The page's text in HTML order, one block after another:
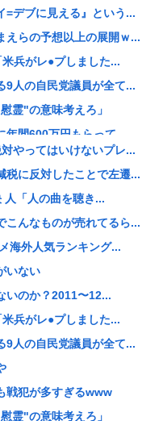
=デブに見える』という...
えらの予想以上の展開ｗ...
兵がレ●プしました...
9人の自民党議員が全て...
霊"の意味考えろ」
間600万円もらって...
真公開も「もう死んで...
ろ？」というツッコミを...
買おうとするのを止め...
字www
高市早苗首相は新公...
、裏でおっさんが握っ...
」 長崎平和祈念式典...
ンプ離れの中で売れる...
三市同時花火大会｣が...
から背中を刺される
していたことが発覚（※...
やってはいけないプレ...
税に反対したことで左遷...
「人の曲を聴き...
こんなものが売れてるら...
海外人気ランキング...
いない
いのか？2011〜12...
兵がレ●プしました...
9人の自民党議員が全て...
戦犯が多すぎるwww
霊"の意味考えろ」